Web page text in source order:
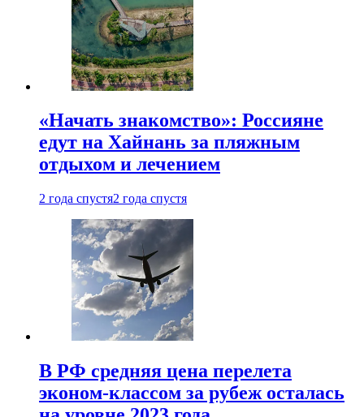
«Начать знакомство»: Россияне
едут на Хайнань за пляжным
отдыхом и лечением
2 года спустя2 года спустя
В РФ средняя цена перелета
эконом-классом за рубеж осталась